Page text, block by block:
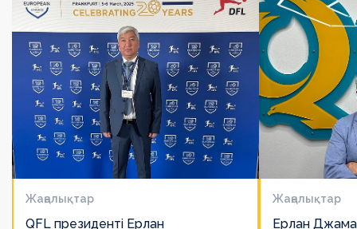
Жаңалықтар
QFL президенті Ерлан
Жаңалықтар
Ерлан